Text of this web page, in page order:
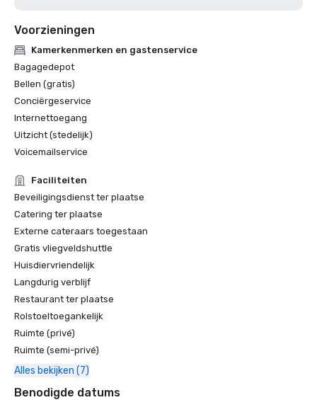
Voorzieningen
Kamerkenmerken en gastenservice
Bagagedepot
Bellen (gratis)
Conciërgeservice
Internettoegang
Uitzicht (stedelijk)
Voicemailservice
Faciliteiten
Beveiligingsdienst ter plaatse
Catering ter plaatse
Externe cateraars toegestaan
Gratis vliegveldshuttle
Huisdiervriendelijk
Langdurig verblijf
Restaurant ter plaatse
Rolstoeltoegankelijk
Ruimte (privé)
Ruimte (semi-privé)
Alles bekijken (7)
Benodigde datums